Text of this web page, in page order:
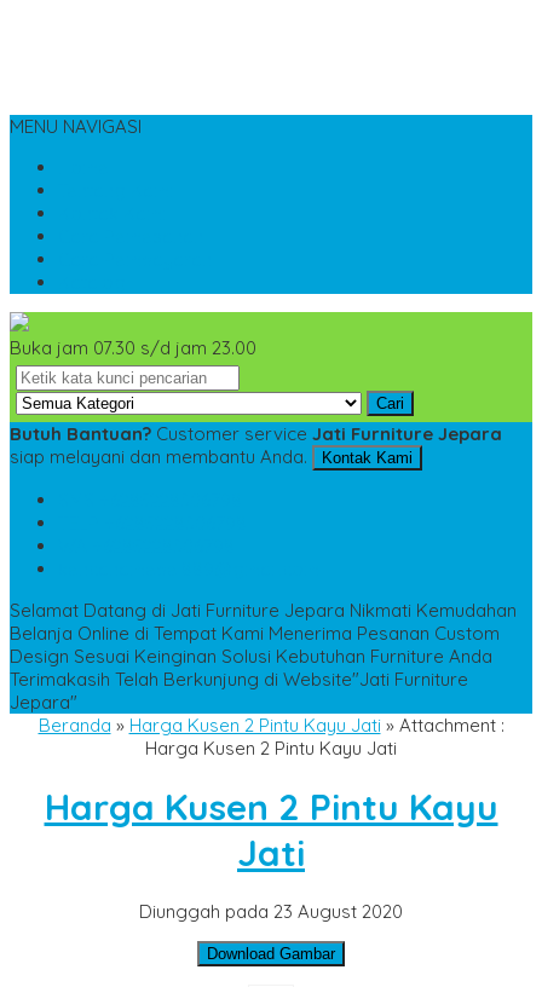
MENU NAVIGASI
Buka jam 07.30 s/d jam 23.00
Cari
Butuh Bantuan? Customer service Jati Furniture Jepara
siap melayani dan membantu Anda.
Kontak Kami
Selamat Datang di Jati Furniture Jepara Nikmati Kemudahan
Belanja Online di Tempat Kami Menerima Pesanan Custom
Design Sesuai Keinginan Solusi Kebutuhan Furniture Anda
Terimakasih Telah Berkunjung di Website"Jati Furniture
Jepara"
Beranda » Harga Kusen 2 Pintu Kayu Jati» Attachment :
Harga Kusen 2 Pintu Kayu Jati
Harga Kusen 2 Pintu Kayu
Jati
Diunggah pada 23 August 2020
Download Gambar